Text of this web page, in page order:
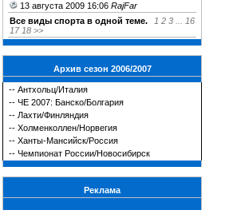
13 августа 2009 16:06 RajFar
Все виды спорта в одной теме.
1 2 3
16
17 18 >>
Архив сезон 2006/2007
-- Антхольц/Италия
-- ЧЕ 2007: Банско/Болгария
-- Лахти/Финляндия
-- Холменколлен/Норвегия
-- Ханты-Мансийск/Россия
-- Чемпионат России/Новосибирск
Реклама